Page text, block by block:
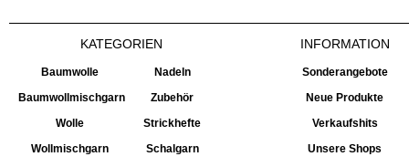
KATEGORIEN
Baumwolle
Baumwollmischgarn
Wolle
Wollmischgarn
Nadeln
Zubehör
Strickhefte
Schalgarn
INFORMATION
Sonderangebote
Neue Produkte
Verkaufshits
Unsere Shops